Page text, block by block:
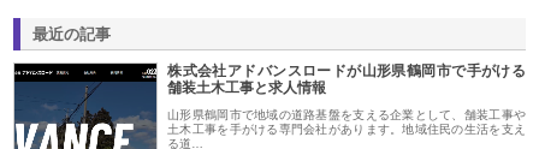
最近の記事
株式会社アドバンスロードが山形県鶴岡市で手がける
舗装土木工事と求人情報
山形県鶴岡市で地域の道路基盤を支える企業として、舗装工事や
土木工事を手がける専門会社があります。地域住民の生活を支え
る道…